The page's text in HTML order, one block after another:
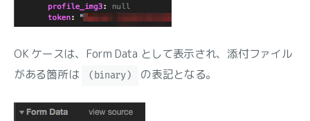
OK ケースは、Form Data として表示され、添付ファイル
がある箇所は
(binary) の表記となる。